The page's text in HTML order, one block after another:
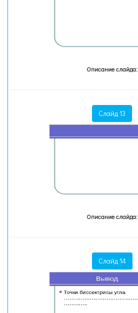
Описание слайда:
Слайд 13
Описание слайда:
Слайд 14